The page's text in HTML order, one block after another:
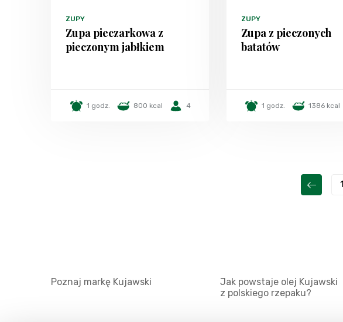
ZUPY
Zupa pieczarkowa z
pieczonym jabłkiem
1 godz. 800 kcal 4
ZUPY
Zupa z pieczonych
batatów
1 godz. 1386 kcal
1
Poznaj markę Kujawski
Jak powstaje olej Kujawski
z polskiego rzepaku?